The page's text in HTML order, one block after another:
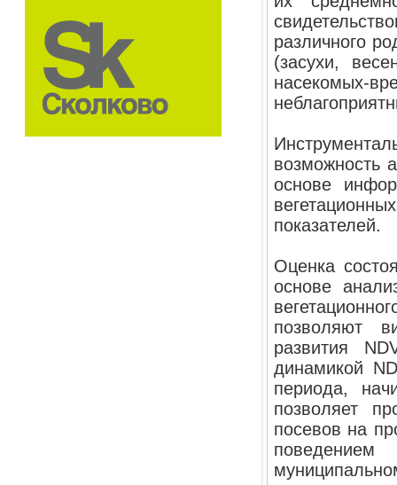
различного
(засухи,
возможность
основе
показателей.
Оценка
основе
позволяют
развития
динамикой
периода,
позволяет
посевов на
поведением